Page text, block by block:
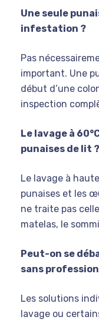
Une seule
infestation ?
Pas
important. Une
début d’une
inspection
Le lavage à
punaises de lit ?
Le lavage à
punaises et les
ne traite pas
matelas, le
Peut-on se
sans
Les solutions
lavage ou